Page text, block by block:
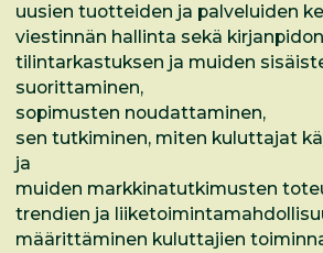
uusien tuotteiden ja palveluiden
viestinnän hallinta sekä
tilintarkastuksen ja muiden
suorittaminen,
sopimusten noudattaminen,
sen tutkiminen, miten kuluttajat
ja
muiden markkinatutkimusten
trendien ja
määrittäminen kuluttajien